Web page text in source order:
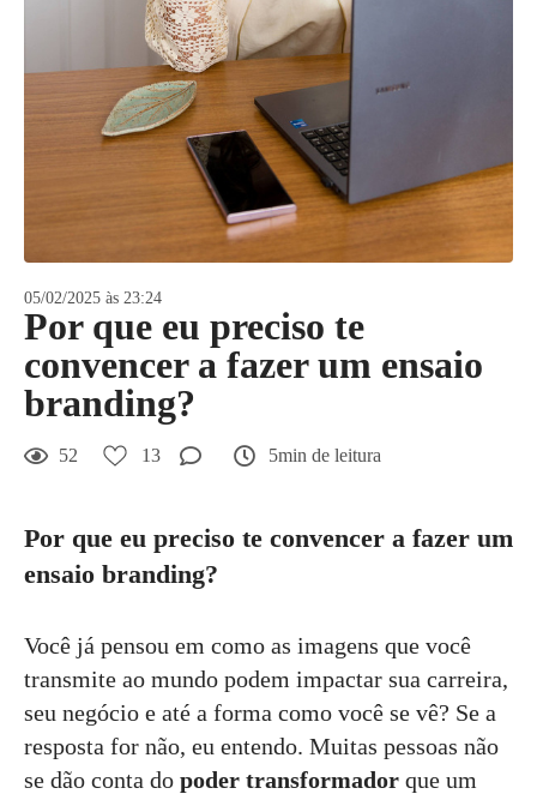
05/02/2025 às 23:24
Por que eu preciso te
convencer a fazer um ensaio
branding?
52 13 5min de leitura
Por que eu preciso te convencer a fazer um
ensaio branding?
Você já pensou em como as imagens que você
transmite ao mundo podem impactar sua carreira,
seu negócio e até a forma como você se vê? Se a
resposta for não, eu entendo. Muitas pessoas não
se dão conta do poder transformador que um